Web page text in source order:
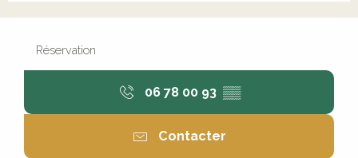
Réservation
06 78 00 93 ▒▒
Contacter